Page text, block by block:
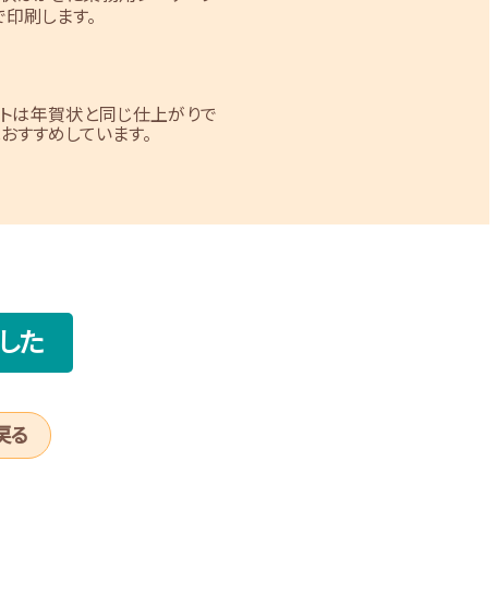
刷します。
は年賀状と同じ仕上がりで
すめしています。
た
る